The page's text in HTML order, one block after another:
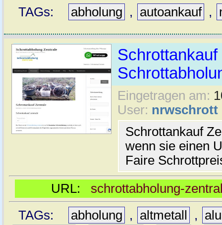
TAGs:
abholung , autoankauf ,
Eingetragen am:
User: nrwschrott
Schrottankauf
wenn sie einen
Faire
URL: schrottabholung-
TAGs:
abholung , altmetall ,